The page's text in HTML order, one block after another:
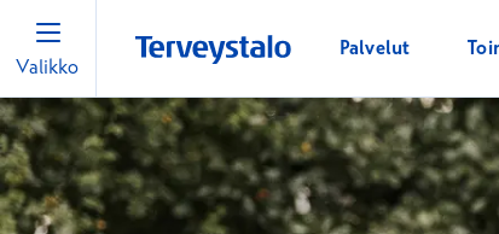
Valikko
Palvelut